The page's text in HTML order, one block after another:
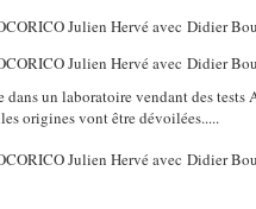
un laboratoire vendant des tests
origines vont être dévoilées.....